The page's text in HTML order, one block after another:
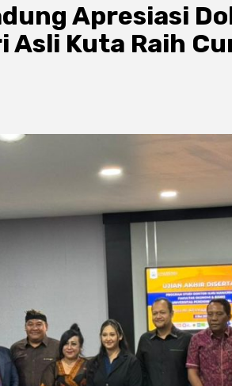
Apresiasi
Asli Kuta Raih